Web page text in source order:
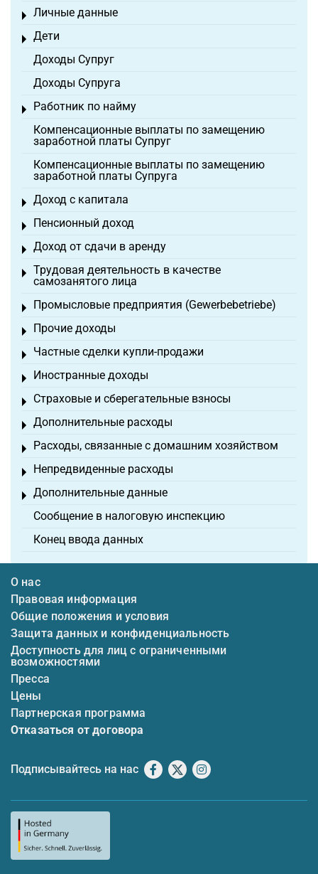
Личные данные
Toggle menu
Дети
Toggle menu
Доходы Супруг
Доходы Супруга
Работник по найму
Toggle menu
Компенсационные выплаты по замещению
заработной платы Супруг
Компенсационные выплаты по замещению
заработной платы Супруга
Доход с капитала
Toggle menu
Пенсионный доход
Toggle menu
Доход от сдачи в аренду
Toggle menu
Трудовая деятельность в качестве
самозанятого лица
Toggle menu
Промысловые предприятия (Gewerbebetriebe)
Toggle menu
Прочие доходы
Toggle menu
Частные сделки купли-продажи
Toggle menu
Иностранные доходы
Toggle menu
Страховые и сберегательные взносы
Toggle menu
Дополнительные расходы
Toggle menu
Расходы, связанные с домашним хозяйством
Toggle menu
Непредвиденные расходы
Toggle menu
Дополнительные данные
Toggle menu
Сообщение в налоговую инспекцию
Конец ввода данных
О нас
Правовая информация
Общие положения и условия
Защита данных и конфиденциальность
Доступность для лиц с ограниченными
возможностями
Пресса
Цены
Партнерская программа
Отказаться от договора
Подписывайтесь на нас Facebook
X Instagram